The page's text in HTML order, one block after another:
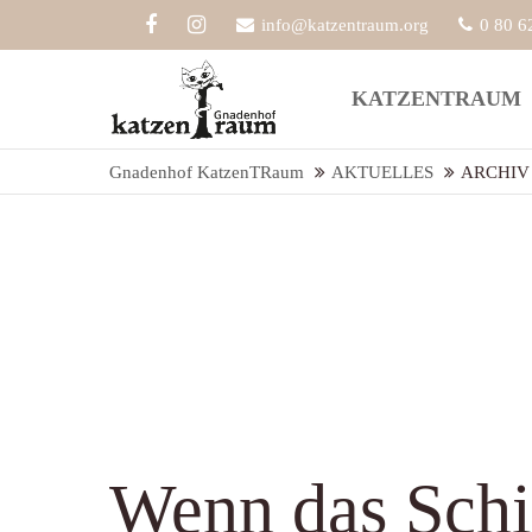
Der Eintrag "offcanvas-col1" existiert
leider nicht.
leider
info@katzentraum.org 0 80
KATZENTRAUM
Gnadenhof KatzenTRaum AKTUELLES ARCHIV
Wenn das